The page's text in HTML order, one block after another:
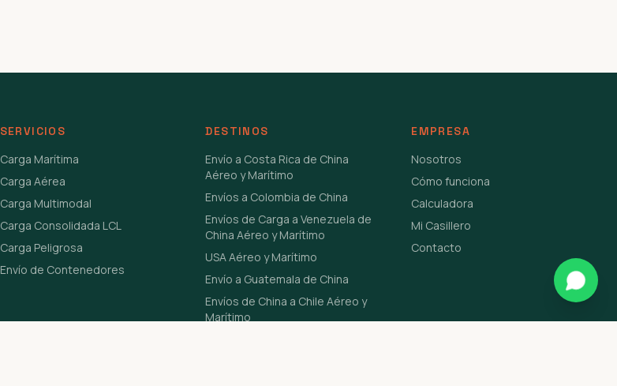
SERVICIOS
Carga Marítima
Carga Aérea
Carga Multimodal
Carga Consolidada LCL
Carga Peligrosa
Envío de Contenedores
DESTINOS
Envío a Costa Rica de China
Aéreo y Marítimo
Envíos a Colombia de China
Envíos de Carga a Venezuela de
China Aéreo y Marítimo
USA Aéreo y Marítimo
Envío a Guatemala de China
Envíos de China a Chile Aéreo y
Marítimo
EMPRESA
Nosotros
Cómo funciona
Calculadora
Mi Casillero
Contacto